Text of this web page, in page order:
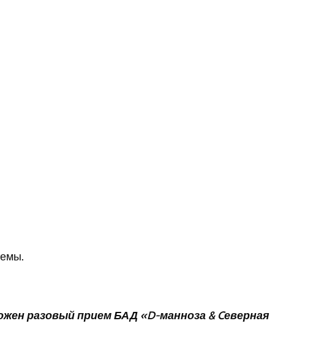
разовый прием БАД «D-манноза & Cеверная